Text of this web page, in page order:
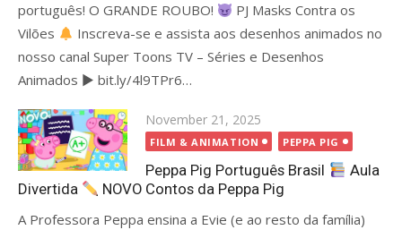
português! O GRANDE ROUBO!
PJ Masks Contra os
Vilões
Inscreva-se e assista aos desenhos animados no
nosso canal Super Toons TV – Séries e Desenhos
Animados ▶ bit.ly/4l9TPr6…
Posted
on
November 21, 2025
FILM & ANIMATION PEPPA PIG
Peppa Pig Português Brasil
Aula
Divertida
NOVO Contos da Peppa Pig
A Professora Peppa ensina a Evie (e ao resto da família)